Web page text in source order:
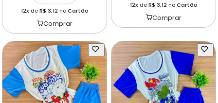
12xdeR$ 3,12 noCartão
Comprar
12xdeR$ 3,12 noCartão
Comprar